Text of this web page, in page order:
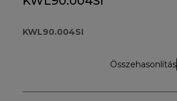
KWL90.004SI
Összehasonlítás